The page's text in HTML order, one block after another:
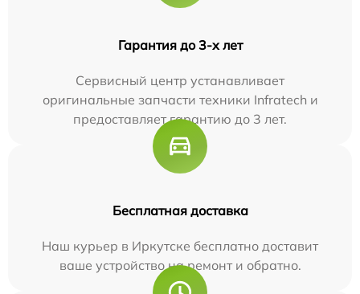
Гарантия до 3-х лет
Сервисный центр устанавливает
оригинальные запчасти техники Infratech и
предоставляет гарантию до 3 лет.
Бесплатная доставка
Наш курьер в Иркутске бесплатно доставит
ваше устройство на ремонт и обратно.